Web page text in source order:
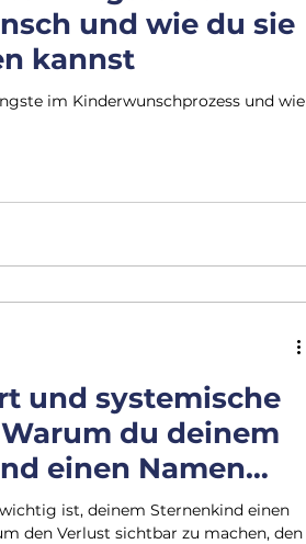
und wie du sie
kannst
im Kinderwunschprozess und wie
und systemische
du deinem
einen Namen
ist, deinem Sternenkind einen
den Verlust sichtbar zu machen, den